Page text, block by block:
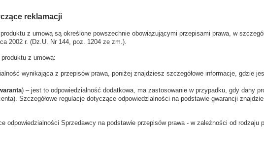
reklamacji
z umową są określone powszechnie obowiązującymi przepisami prawa, w
2002 r. (Dz.U. Nr 144, poz. 1204 ze zm.).
z umową:
wynikająca z przepisów prawa, poniżej znajdziesz szczegółowe informacje, gdzie
) – jest to odpowiedzialność dodatkowa, ma zastosowanie w przypadku, gdy dany
Szczegółowe regulacje dotyczące odpowiedzialności na podstawie gwarancji
odpowiedzialności Sprzedawcy na podstawie przepisów prawa - w zależności od